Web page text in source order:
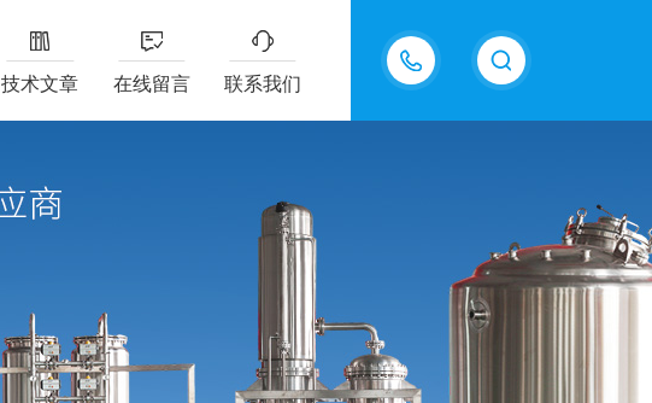
13770985289
技术文章 在线留言 联系我们